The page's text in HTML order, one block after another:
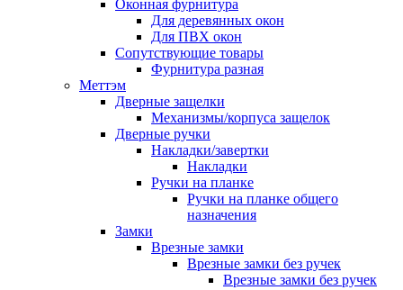
Оконная фурнитура
Для деревянных окон
Для ПВХ окон
Сопутствующие товары
Фурнитура разная
Меттэм
Дверные защелки
Механизмы/корпуса защелок
Дверные ручки
Накладки/завертки
Накладки
Ручки на планке
Ручки на планке общего
назначения
Замки
Врезные замки
Врезные замки без ручек
Врезные замки без ручек